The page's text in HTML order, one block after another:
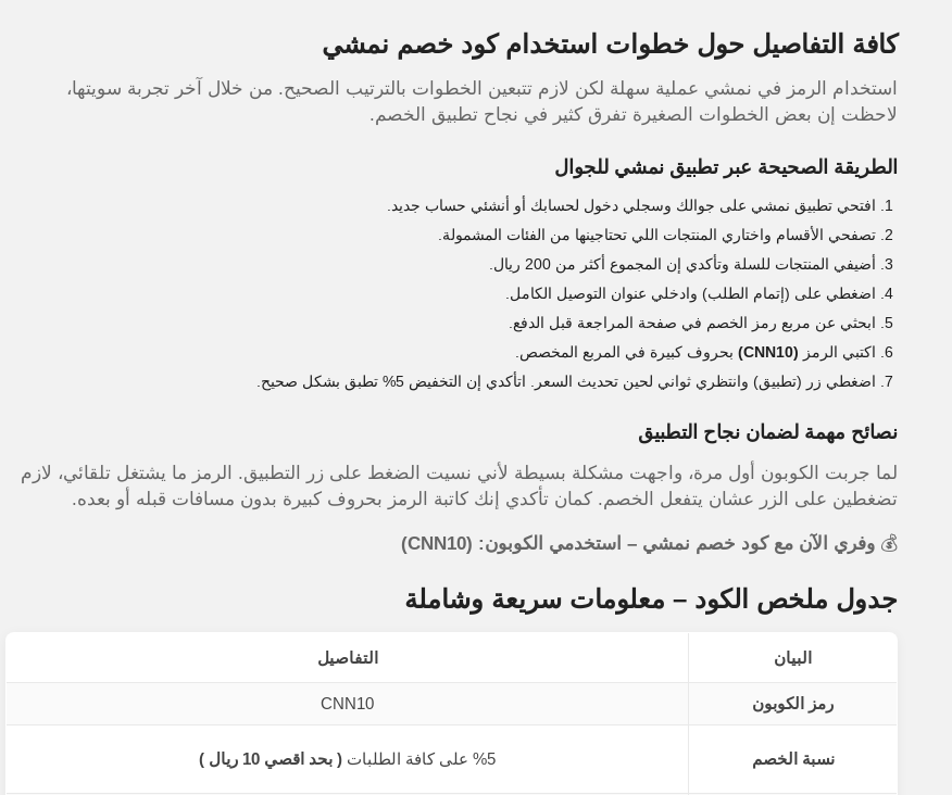
كافة التفاصيل حول خطوات استخدام كود خصم نمشي
استخدام الرمز في نمشي عملية سهلة لكن لازم تتبعين الخطوات بالترتيب الصحيح. من خلال آخر تجربة سويتها،
لاحظت إن بعض الخطوات الصغيرة تفرق كثير في نجاح تطبيق الخصم.
الطريقة الصحيحة عبر تطبيق نمشي للجوال
افتحي تطبيق نمشي على جوالك وسجلي دخول لحسابك أو أنشئي حساب جديد.
تصفحي الأقسام واختاري المنتجات اللي تحتاجينها من الفئات المشمولة.
أضيفي المنتجات للسلة وتأكدي إن المجموع أكثر من 200 ريال.
اضغطي على (إتمام الطلب) وادخلي عنوان التوصيل الكامل.
ابحثي عن مربع رمز الخصم في صفحة المراجعة قبل الدفع.
اكتبي الرمز (CNN10)
بحروف كبيرة في المربع المخصص.
اضغطي زر (تطبيق) وانتظري ثواني لحين تحديث السعر. اتأكدي إن التخفيض 5% تطبق بشكل صحيح.
نصائح مهمة لضمان نجاح التطبيق
لما جربت الكوبون أول مرة، واجهت مشكلة بسيطة لأني نسيت الضغط على زر التطبيق. الرمز ما يشتغل تلقائي، لازم
تضغطين على الزر عشان يتفعل الخصم. كمان تأكدي إنك كاتبة الرمز بحروف كبيرة بدون مسافات قبله أو بعده.
💰 وفري الآن مع كود خصم نمشي – استخدمي الكوبون: (CNN10)
جدول ملخص الكود – معلومات سريعة وشاملة
البيان التفاصيل
رمز الكوبون CNN10
نسبة الخصم %5 على كافة الطلبات ( بحد اقصي 10 ريال )